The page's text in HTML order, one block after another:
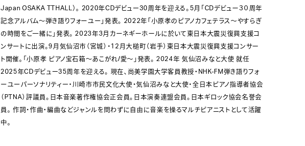
Japan OSAKA TTHALL）。 2020年CDデビュー30周年を迎える。5月「CDデビュー３０周年
記念アルバム～弾き語りフォーユー」発表。 2022年「小原孝のピアノカフェテラス～やすらぎ
の時間をご一緒に」発表。 2023年3月カーネギーホールに於いて東日本大震災復興支援コ
ンサートに出演。9月気仙沼市（宮城）・12月大槌町（岩手）東日本大震災復興支援コンサー
ト開催。「小原孝 ピアノ宝石箱～あこがれ/愛～」発表。 2024年 気仙沼みなと大使 就任
2025年CDデビュー35周年を迎える。 現在、尚美学園大学客員教授・NHK-FM弾き語りフォ
ーユーパーソナリティー・川崎市市民文化大使・気仙沼みなと大使・全日本ピアノ指導者協会
（PTNA）評議員。日本音楽著作権協会正会員。日本演奏連盟会員。日本ギロック協会名誉会
員。 作詞・作曲・編曲などジャンルを問わずに自由に音楽を操るマルチピアニストとして活躍
中。